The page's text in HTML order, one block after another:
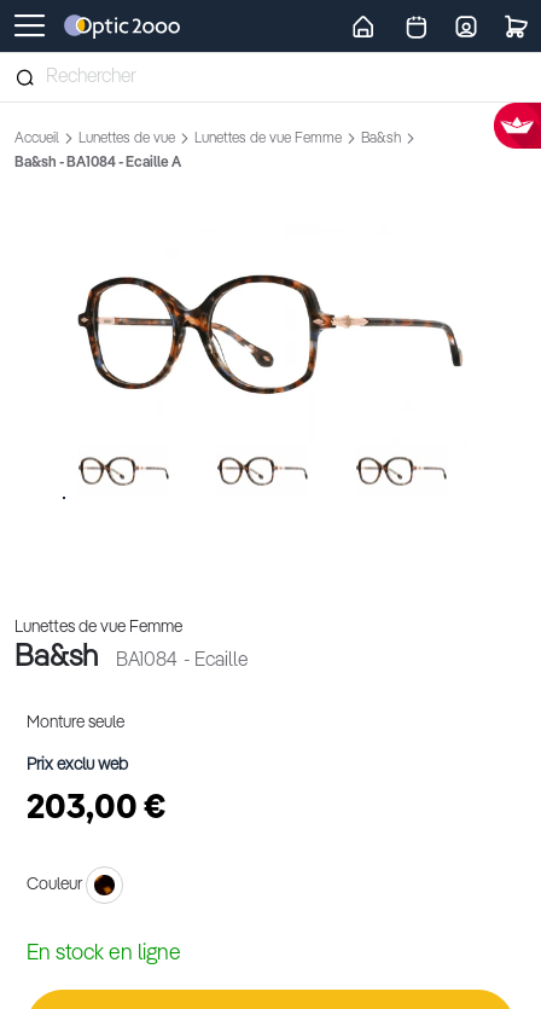
Retour vers la page d'accueil
Accueil Lunettes de vue Lunettes de vue Femme
Ba&sh
Ba&sh - BA1084 - Ecaille A
Lunettes de vue Femme
Ba&sh BA1084 - Ecaille
Monture seule
Prix exclu web
203,00 €
Couleur
En stock en ligne